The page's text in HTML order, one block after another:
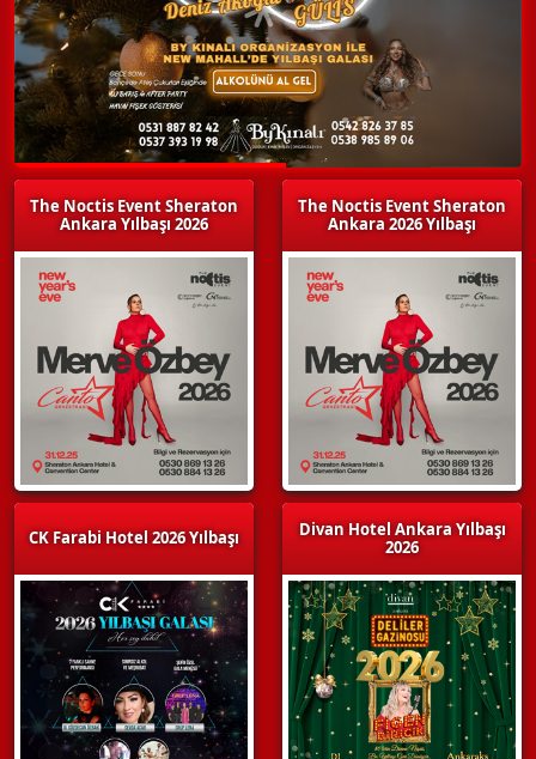
The Noctis Event Sheraton
Ankara Yılbaşı 2026
CK Farabi Hotel 2026 Yılbaşı
The Noctis Event Sheraton
Ankara 2026 Yılbaşı
Divan Hotel Ankara Yılbaşı
2026